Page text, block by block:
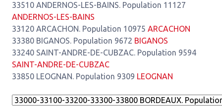
33510 ANDERNOS-LES-BAINS. Population 11127
ANDERNOS-LES-BAINS
33120 ARCACHON. Population 10975 ARCACHON
33380 BIGANOS. Population 9672 BIGANOS
33240 SAINT-ANDRE-DE-CUBZAC. Population 9594
SAINT-ANDRE-DE-CUBZAC
33850 LEOGNAN. Population 9309 LEOGNAN